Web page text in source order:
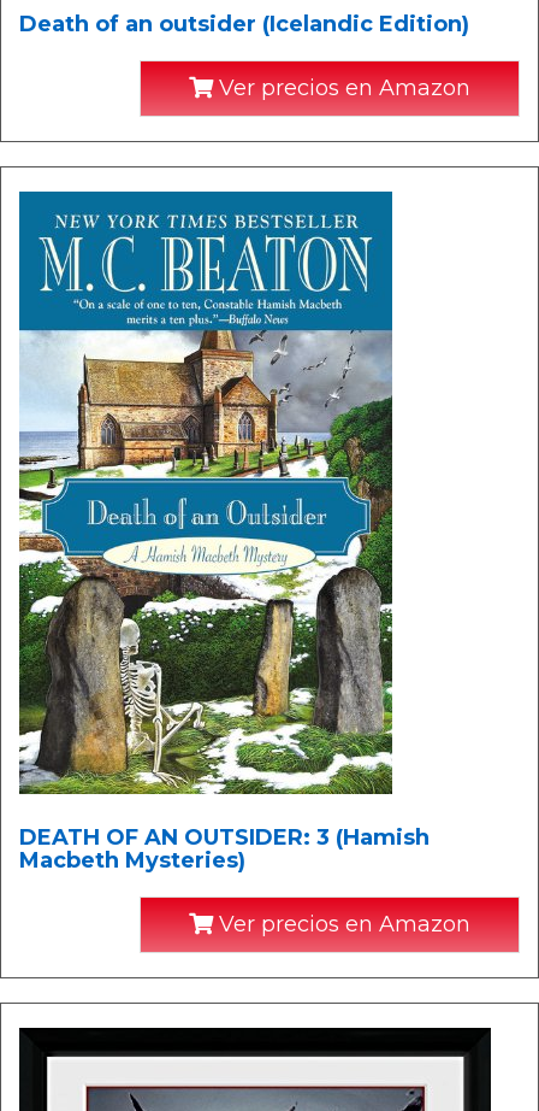
Death of an outsider (Icelandic Edition)
Ver precios en Amazon
DEATH OF AN OUTSIDER: 3 (Hamish
Macbeth Mysteries)
Ver precios en Amazon